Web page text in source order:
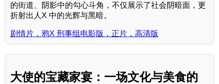
的街道、阴影中的勾心斗角，不仅展示了社会阴暗面，更
折射出人X 中的光辉与黑暗。
剧情片，鸦X 刑事组电影版，正片，高清版
大使的宝藏家宴：一场文化与美食的